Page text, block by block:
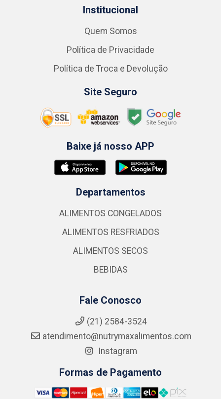
Institucional
Quem Somos
Política de Privacidade
Política de Troca e Devolução
Site Seguro
Baixe já nosso APP
Departamentos
ALIMENTOS CONGELADOS
ALIMENTOS RESFRIADOS
ALIMENTOS SECOS
BEBIDAS
Fale Conosco
(21) 2584-3524
atendimento@nutrymaxalimentos.com
Instagram
Formas de Pagamento